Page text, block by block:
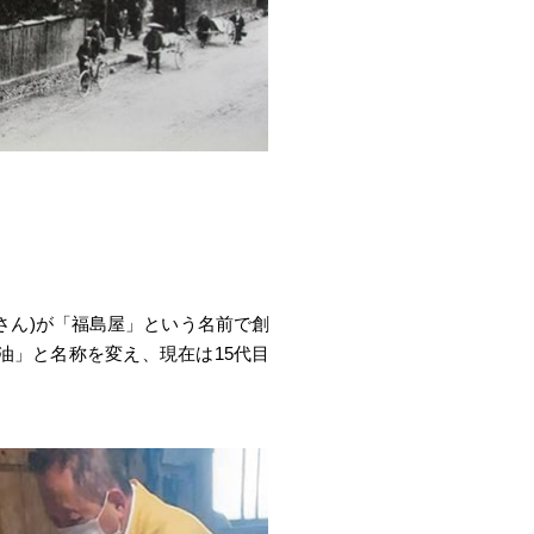
)が「福島屋」という名前で創
」と名称を変え、現在は15代目